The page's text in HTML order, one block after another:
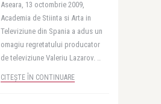
Aseara, 13 octombrie 2009,
Academia de Stiinta si Arta in
Televiziune din Spania a adus un
omagiu regretatului producator
de televiziune Valeriu Lazarov. ..
CITEȘTE ÎN CONTINUARE